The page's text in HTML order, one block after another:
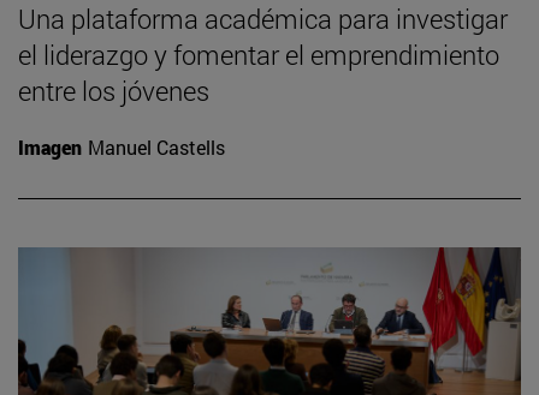
Una plataforma académica para investigar
el liderazgo y fomentar el emprendimiento
entre los jóvenes
Imagen Manuel Castells